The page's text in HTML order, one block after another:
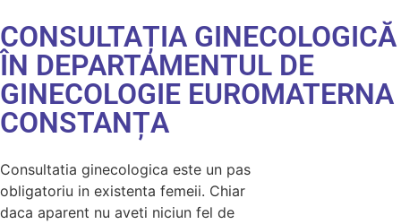
CONSULTAȚIA GINECOLOGICĂ
ÎN DEPARTAMENTUL DE
GINECOLOGIE EUROMATERNA
CONSTANȚA
Consultatia ginecologica este un pas
obligatoriu in existenta femeii. Chiar
daca aparent nu aveti niciun fel de